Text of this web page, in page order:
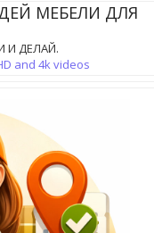
МЕБЕЛИ ДЛЯ
И ДЕЛАЙ.
and 4k videos